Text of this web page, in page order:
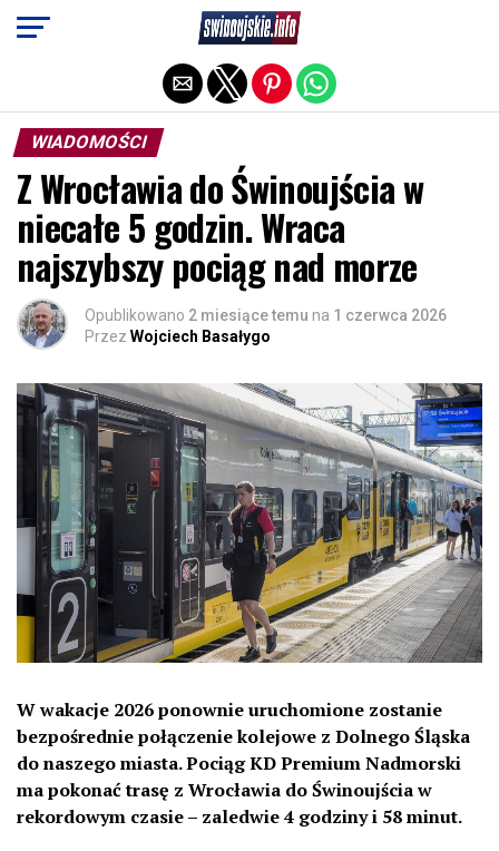
WIADOMOŚCI
Z Wrocławia do Świnoujścia w
niecałe 5 godzin. Wraca
najszybszy pociąg nad morze
Opublikowano 2 miesiące temu na 1 czerwca 2026
Przez Wojciech Basałygo
W wakacje 2026 ponownie uruchomione zostanie
bezpośrednie połączenie kolejowe z Dolnego Śląska
do naszego miasta. Pociąg KD Premium Nadmorski
ma pokonać trasę z Wrocławia do Świnoujścia w
rekordowym czasie – zaledwie 4 godziny i 58 minut.
Exit mobile version